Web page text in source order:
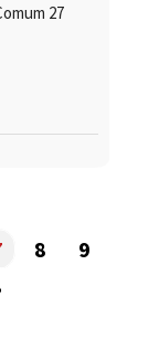
27
8
9